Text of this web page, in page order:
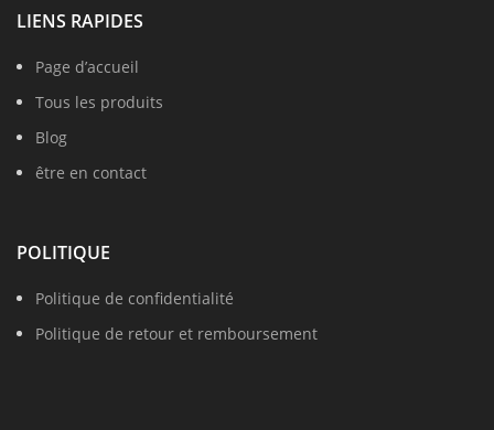
LIENS RAPIDES
Page d’accueil
Tous les produits
Blog
être en contact
POLITIQUE
Politique de confidentialité
Politique de retour et remboursement